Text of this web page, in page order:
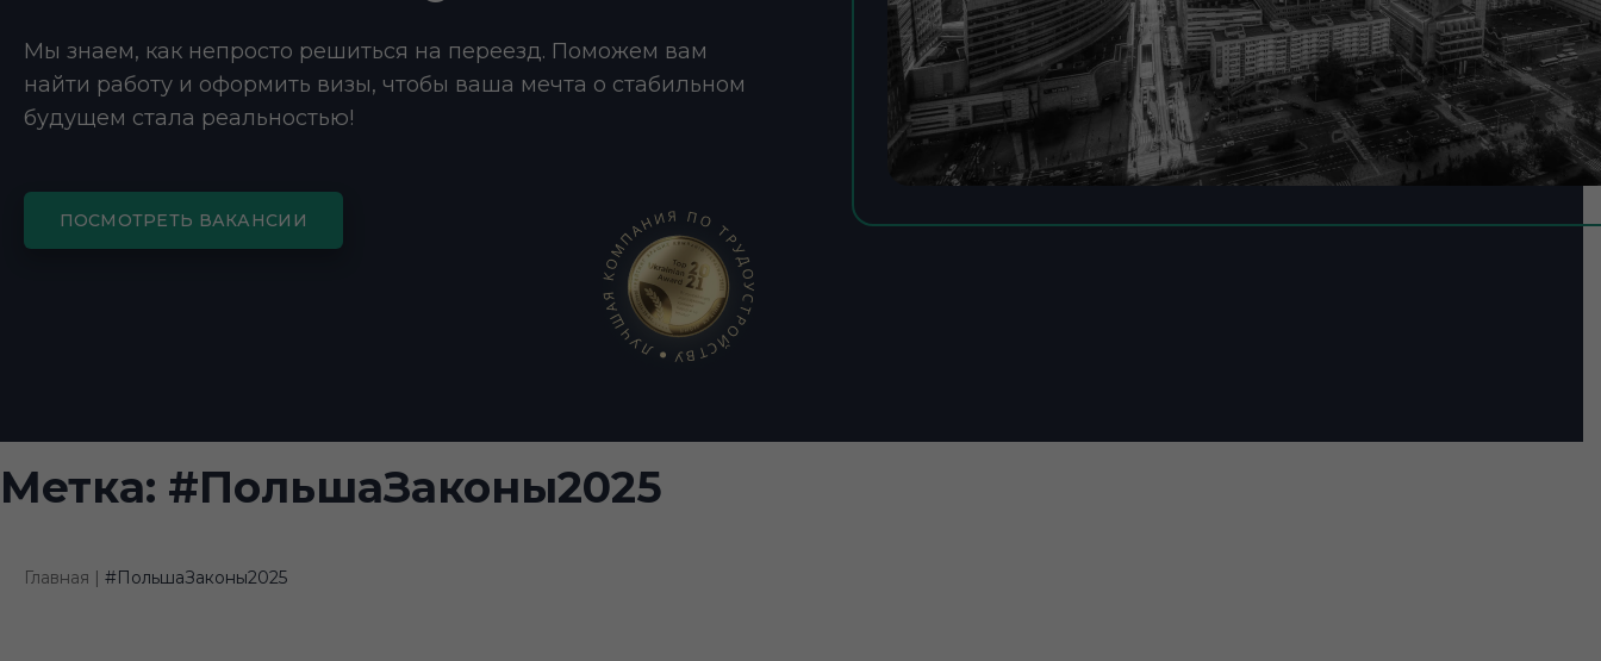
Мы знаем, как непросто решиться на переезд. Поможем вам
найти работу и оформить визы, чтобы ваша мечта о стабильном
будущем стала реальностью!
ПОСМОТРЕТЬ ВАКАНСИИ
Метка: #ПольшаЗаконы2025
Главная | #ПольшаЗаконы2025